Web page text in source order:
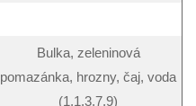
Bulka, zeleninová
pomazánka, hrozny, čaj, voda
(1.1,3,7,9)